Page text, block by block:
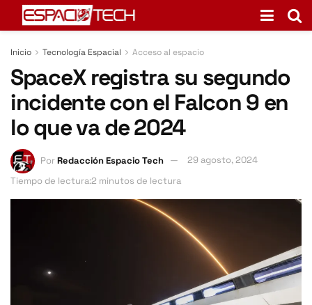
Inicio Tecnología Espacial Acceso al espacio
SpaceX registra su segundo
incidente con el Falcon 9 en
lo que va de 2024
PorRedacción Espacio Tech
29 agosto, 2024
Tiempo de lectura:2 minutos de lectura